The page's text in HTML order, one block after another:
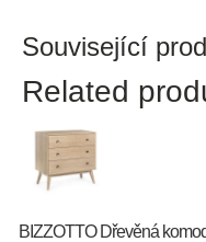
Související
Related
BIZZOTTO Dřevěná